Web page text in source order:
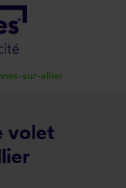
volet
sur-allier